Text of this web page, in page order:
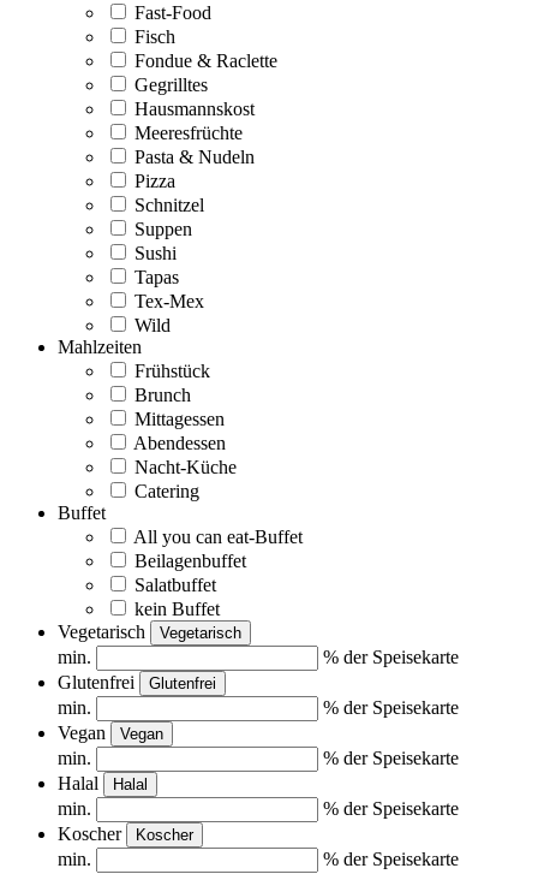
Fast-Food
Fisch
Fondue & Raclette
Gegrilltes
Hausmannskost
Meeresfrüchte
Pasta & Nudeln
Pizza
Schnitzel
Suppen
Sushi
Tapas
Tex-Mex
Wild
Mahlzeiten
Frühstück
Brunch
Mittagessen
Abendessen
Nacht-Küche
Catering
Buffet
All you can eat-Buffet
Beilagenbuffet
Salatbuffet
kein Buffet
Vegetarisch
Vegetarisch
min.
% der Speisekarte
Glutenfrei
Glutenfrei
min.
% der Speisekarte
Vegan
Vegan
min.
% der Speisekarte
Halal
Halal
min.
% der Speisekarte
Koscher
Koscher
min. % der Speisekarte